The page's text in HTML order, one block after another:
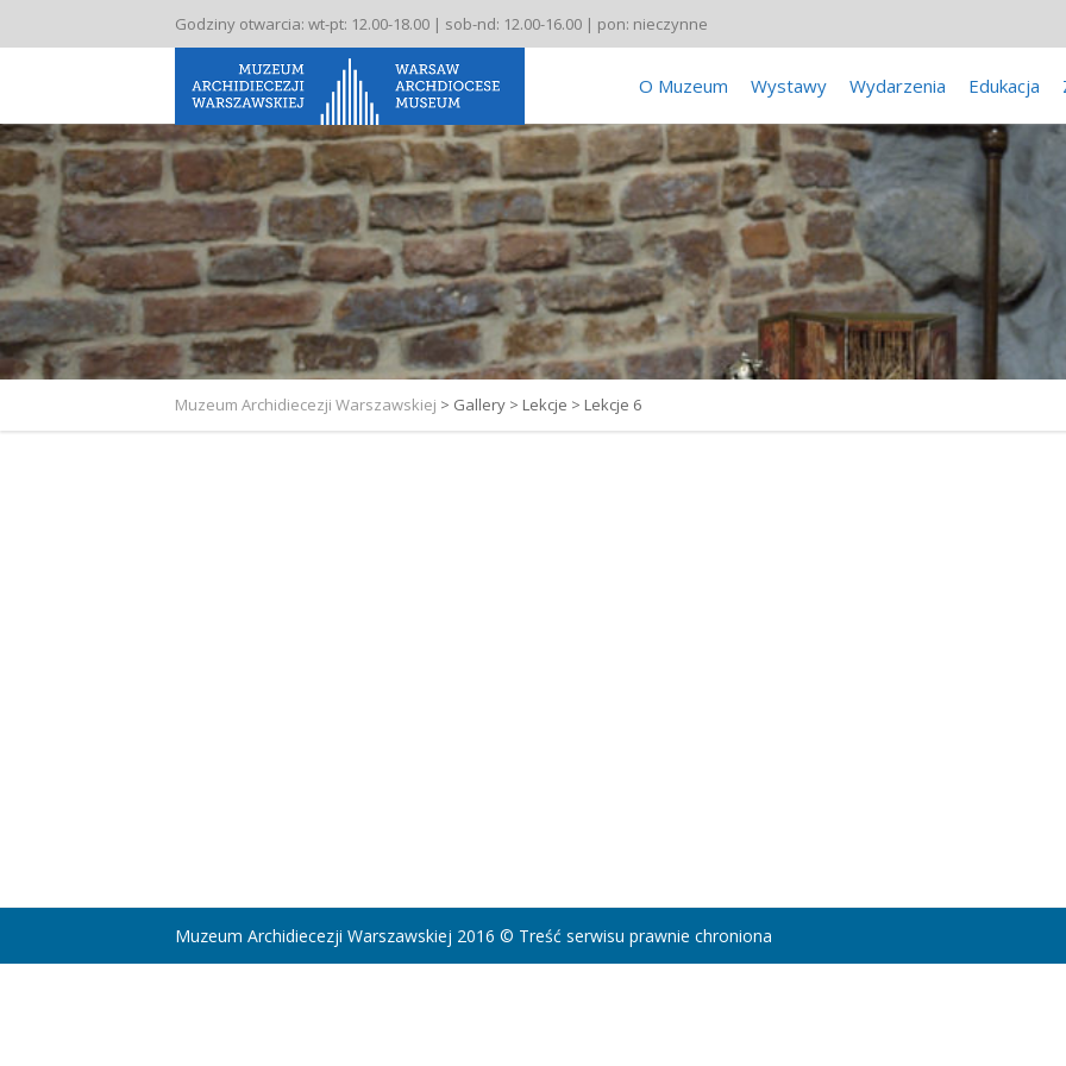
Godziny otwarcia: wt-pt: 12.00-18.00 | sob-nd: 12.00-16.00 | pon: nieczynne
O Muzeum Wystawy Wydarzenia Edukacja
Muzeum Archidiecezji Warszawskiej > Gallery > Lekcje > Lekcje 6
Muzeum Archidiecezji Warszawskiej 2016 © Treść serwisu prawnie chroniona